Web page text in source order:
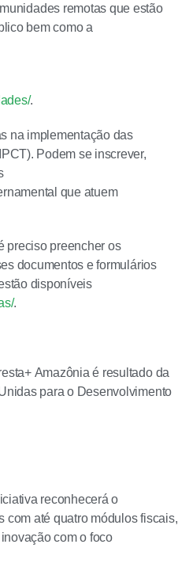
remotas que estão
bem como a
.
na implementação das
Podem se inscrever,
que atuem
preciso preencher os
documentos e formulários
disponíveis
.
Amazônia é resultado da
para o Desenvolvimento
reconhecerá o
com até quatro módulos fiscais,
com o foco